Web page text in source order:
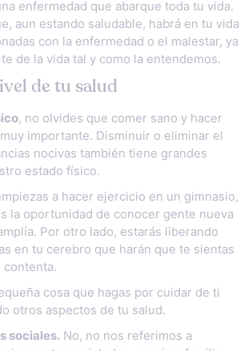
enfermedad que abarque toda tu vida.
aun estando saludable, habrá en tu vida
con la enfermedad o el malestar, ya
de la vida tal y como la entendemos.
de tu salud
, no olvides que comer sano y hacer
importante. Disminuir o eliminar el
nocivas también tiene grandes
estado físico.
a hacer ejercicio en un gimnasio,
la oportunidad de conocer gente nueva
Por otro lado, estarás liberando
en tu cerebro que harán que te sientas
contenta.
cosa que hagas por cuidar de ti
otros aspectos de tu salud.
sociales. No, no nos referimos a